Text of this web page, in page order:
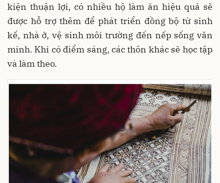
kiện thuận lợi, có nhiều hộ làm ăn hiệu quả sẽ
được hỗ trợ thêm để phát triển đồng bộ từ sinh
kế, nhà ở, vệ sinh môi trường đến nếp sống văn
minh. Khi có điểm sáng, các thôn khác sẽ học tập
và làm theo.